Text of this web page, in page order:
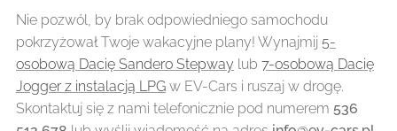
Nie pozwól, by brak odpowiedniego samochodu
pokrzyżował Twoje wakacyjne plany! Wynajmij 5-
osobową Dacię Sandero Stepway lub 7-osobową Dacię
Jogger z instalacją LPG w EV-Cars i ruszaj w drogę.
Skontaktuj się z nami telefonicznie pod numerem 536